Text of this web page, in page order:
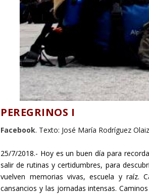
PEREGRINOS I
Facebook. Texto: José María Rodríguez
25/7/2018.- Hoy es un buen día para
salir de rutinas y certidumbres, para
vuelven memorias vivas, escuela y raíz.
cansancios y las jornadas intensas.